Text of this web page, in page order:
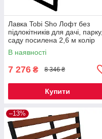
Лавка Tobi Sho Лофт без
підлокітників для дачі, парку,
саду посилена 2,6 м колір
каштан
В наявності
7 276 ₴ 8 346 ₴
Купити
–13%